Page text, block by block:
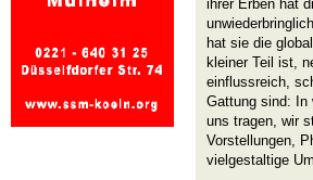
ihrer Erben hat
hat sie die
kleiner Teil ist,
einflussreich,
Gattung sind: In
uns tragen, wir
Vorstellungen,
vielgestaltige